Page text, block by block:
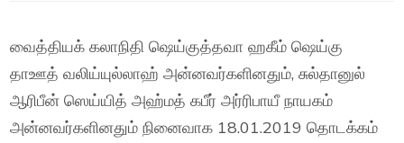
வைத்தியக் கலாநிதி ஷெய்குத்தவா ஹகீம் ஷெய்கு
தாஊத் வலிய்யுல்லாஹ் அன்னவர்களினதும், சுல்தானுல்
ஆரிபீன் ஸெய்யித் அஹ்மத் கபீர் அர்ரிபாயீ நாயகம்
அன்னவர்களினதும் நினைவாக 18.01.2019 தொடக்கம்